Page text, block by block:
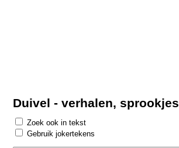
Duivel - verhalen, sprookjes
Zoek ook in tekst
Gebruik jokertekens